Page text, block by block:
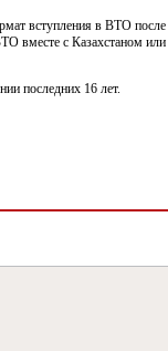
вступления в ВТО после
вместе с Казахстаном или
последних 16 лет.